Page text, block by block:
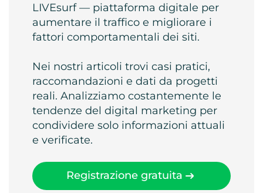
LIVEsurf — piattaforma digitale per
aumentare il traffico e migliorare i
fattori comportamentali dei siti.
Nei nostri articoli trovi casi pratici,
raccomandazioni e dati da progetti
reali. Analizziamo costantemente le
tendenze del digital marketing per
condividere solo informazioni attuali
e verificate.
Registrazione gratuita